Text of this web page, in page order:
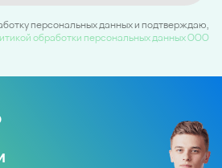
персональных данных и подтверждаю,
обработки персональных данных ООО